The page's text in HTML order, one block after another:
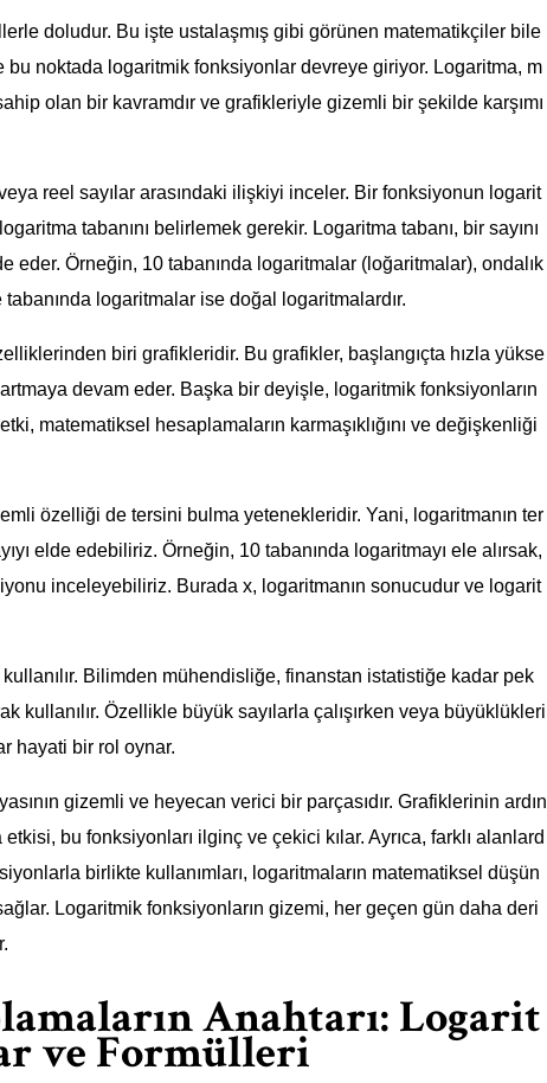
doludur. Bu işte ustalaşmış gibi görünen matematikçiler bile
bu noktada logaritmik fonksiyonlar devreye giriyor. Logaritma, m
olan bir kavramdır ve grafikleriyle gizemli bir şekilde karşımı
reel sayılar arasındaki ilişkiyi inceler. Bir fonksiyonun logarit
tabanını belirlemek gerekir. Logaritma tabanı, bir sayını
eder. Örneğin, 10 tabanında logaritmalar (loğaritmalar), ondalık
logaritmalar ise doğal logaritmalardır.
biri grafikleridir. Bu grafikler, başlangıçta hızla yükse
devam eder. Başka bir deyişle, logaritmik fonksiyonların
matematiksel hesaplamaların karmaşıklığını ve değişkenliği
özelliği de tersini bulma yetenekleridir. Yani, logaritmanın ter
elde edebiliriz. Örneğin, 10 tabanında logaritmayı ele alırsak,
inceleyebiliriz. Burada x, logaritmanın sonucudur ve logarit
Bilimden mühendisliğe, finanstan istatistiğe kadar pek
kullanılır. Özellikle büyük sayılarla çalışırken veya büyüklükleri
hayati bir rol oynar.
gizemli ve heyecan verici bir parçasıdır. Grafiklerinin ardın
bu fonksiyonları ilginç ve çekici kılar. Ayrıca, farklı alanlard
birlikte kullanımları, logaritmaların matematiksel düşün
Logaritmik fonksiyonların gizemi, her geçen gün daha deri
Anahtarı: Logarit
ve Formülleri